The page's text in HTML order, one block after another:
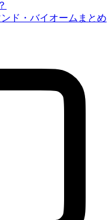
ド・バイオームまとめ